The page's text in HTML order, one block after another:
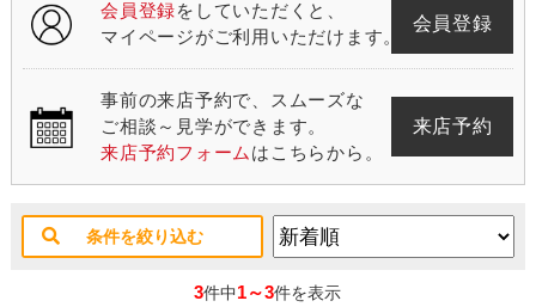
会員登録をしていただくと、
マイページがご利用いただけます。
会員登録
事前の来店予約で、スムーズな
ご相談～見学ができます。
来店予約フォーム はこちらから。
来店予約
条件を絞り込む
3件中1～3件を表示